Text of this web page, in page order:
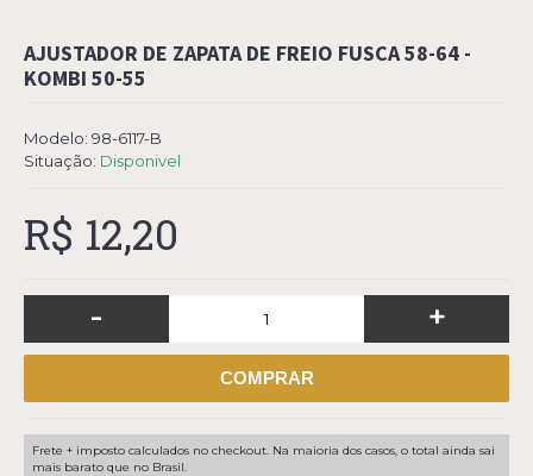
AJUSTADOR DE ZAPATA DE FREIO FUSCA 58-64 -
KOMBI 50-55
Modelo: 98-6117-B
Situação: Disponivel
R$ 12,20
- +
COMPRAR
Frete + imposto calculados no checkout. Na maioria dos casos, o total ainda sai
mais barato que no Brasil.